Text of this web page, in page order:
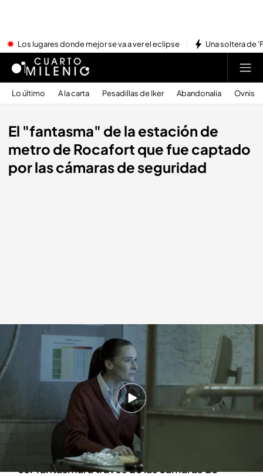
Los lugares donde mejor se va a ver el eclipse Una soltera de
Lo último A la carta Pesadillas de Iker Abandonalia Ovnis
El "fantasma" de la estación de
metro de Rocafort que fue captado
por las cámaras de seguridad
Los fenómenos paranormales de Rocafort.
Cuarto Milenio
15 DIC 2024 - 22:45h.
Todo sobre los fenómenos paranormales de la
estación de metro de Rocafort en Barcelona
El testimonio de una trabajadora que vio a un
ser fantasmal a través de las cámaras de